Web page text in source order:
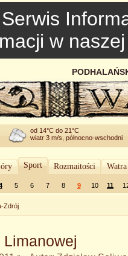
w
od 14°C do 21°C
wiatr 3 m/s, północno-wschodni
Sport Rozmaitości
5 6 7 8 9 10 11
Zdrój